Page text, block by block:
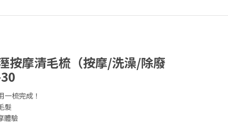
摩清毛梳（按摩/洗澡/除廢
梳完成！
髮
體驗